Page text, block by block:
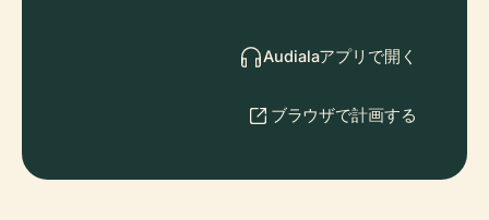
Audialaアプリで開く
ブラウザで計画する